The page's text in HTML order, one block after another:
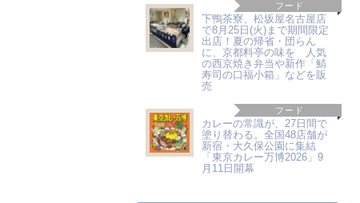
フード
下鴨茶寮、松坂屋名古屋店
で8月25日(火)まで期間限定
出店！夏の帰省・団らん
に、京都料亭の味を 人気
の西京焼き弁当や新作「鯖
寿司の口福小箱」などを販
売
フード
カレーの常識が、27日間で
塗り替わる。全国48店舗が
新宿・大久保公園に集結
「東京カレー万博2026」9
月11日開幕